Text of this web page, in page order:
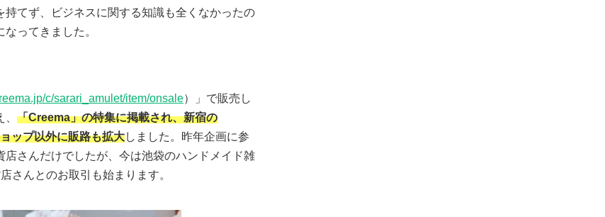
てず、ビジネスに関する知識も全くなかったの
ってきました。
c/sarari_amulet/item/onsale）」で販売し
「Creema」の特集に掲載され、新宿の
ップ以外に販路も拡大しました。昨年企画に参
さんだけでしたが、今は池袋のハンドメイド雑
さんとのお取引も始まります。